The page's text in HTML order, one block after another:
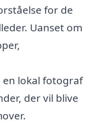
for de
Uanset om
en lokal fotograf
der vil blive